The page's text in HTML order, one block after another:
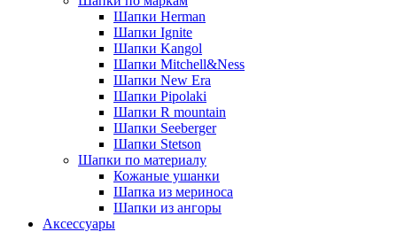
Шапки Herman
Шапки Ignite
Шапки Kangol
Шапки Mitchell&Ness
Шапки New Era
Шапки Pipolaki
Шапки R mountain
Шапки Seeberger
Шапки Stetson
Шапки по материалу
Кожаные ушанки
Шапка из мериноса
Шапки из ангоры
Аксессуары